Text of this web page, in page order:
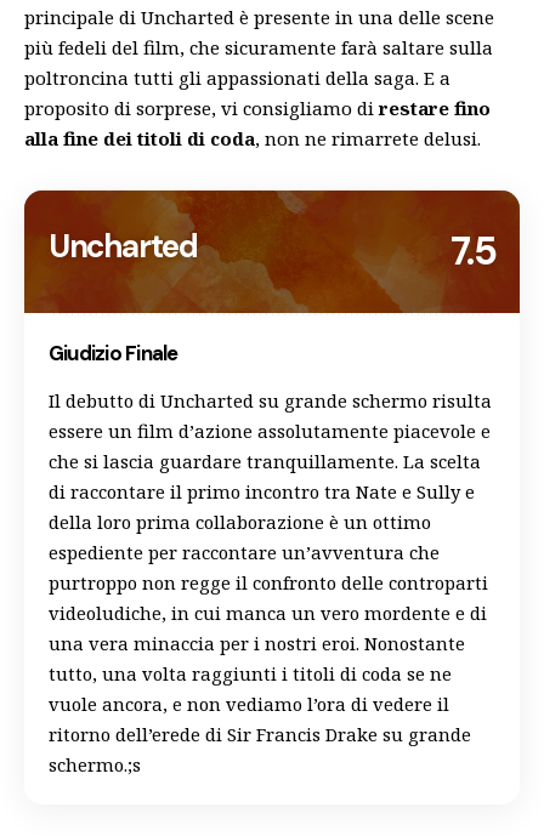
principale di Uncharted è presente in una delle scene
più fedeli del film, che sicuramente farà saltare sulla
poltroncina tutti gli appassionati della saga. E a
proposito di sorprese, vi consigliamo direstare fino
alla fine dei titoli di coda, non ne rimarrete delusi.
Uncharted 7.5
Giudizio Finale
Il debutto di Uncharted su grande schermo risulta
essere un film d’azione assolutamente piacevole e
che si lascia guardare tranquillamente. La scelta
di raccontare il primo incontro tra Nate e Sully e
della loro prima collaborazione è un ottimo
espediente per raccontare un’avventura che
purtroppo non regge il confronto delle controparti
videoludiche, in cui manca un vero mordente e di
una vera minaccia per i nostri eroi. Nonostante
tutto, una volta raggiunti i titoli di coda se ne
vuole ancora, e non vediamo l’ora di vedere il
ritorno dell’erede di Sir Francis Drake su grande
schermo.;s